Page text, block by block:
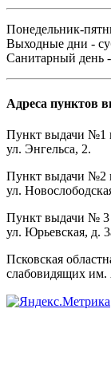
Понедельник-
Выходные дни -
Санитарный день
Адреса пунктов
Пункт выдачи №1
ул. Энгельса, 2.
Пункт выдачи №2
ул.
Пункт выдачи № 3
ул. Юрьевская, д.
Псковская
слабовидящих